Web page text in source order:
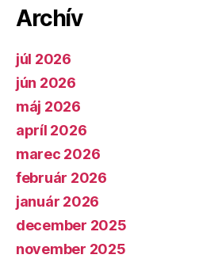
Archív
júl 2026
jún 2026
máj 2026
apríl 2026
marec 2026
február 2026
január 2026
december 2025
november 2025